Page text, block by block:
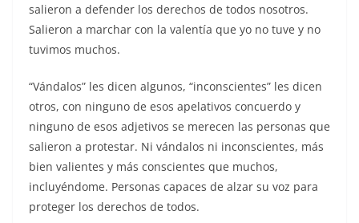
salieron a defender los derechos de todos nosotros.
Salieron a marchar con la valentía que yo no tuve y no
tuvimos muchos.
“Vándalos” les dicen algunos, “inconscientes” les dicen
otros, con ninguno de esos apelativos concuerdo y
ninguno de esos adjetivos se merecen las personas que
salieron a protestar. Ni vándalos ni inconscientes, más
bien valientes y más conscientes que muchos,
incluyéndome. Personas capaces de alzar su voz para
proteger los derechos de todos.